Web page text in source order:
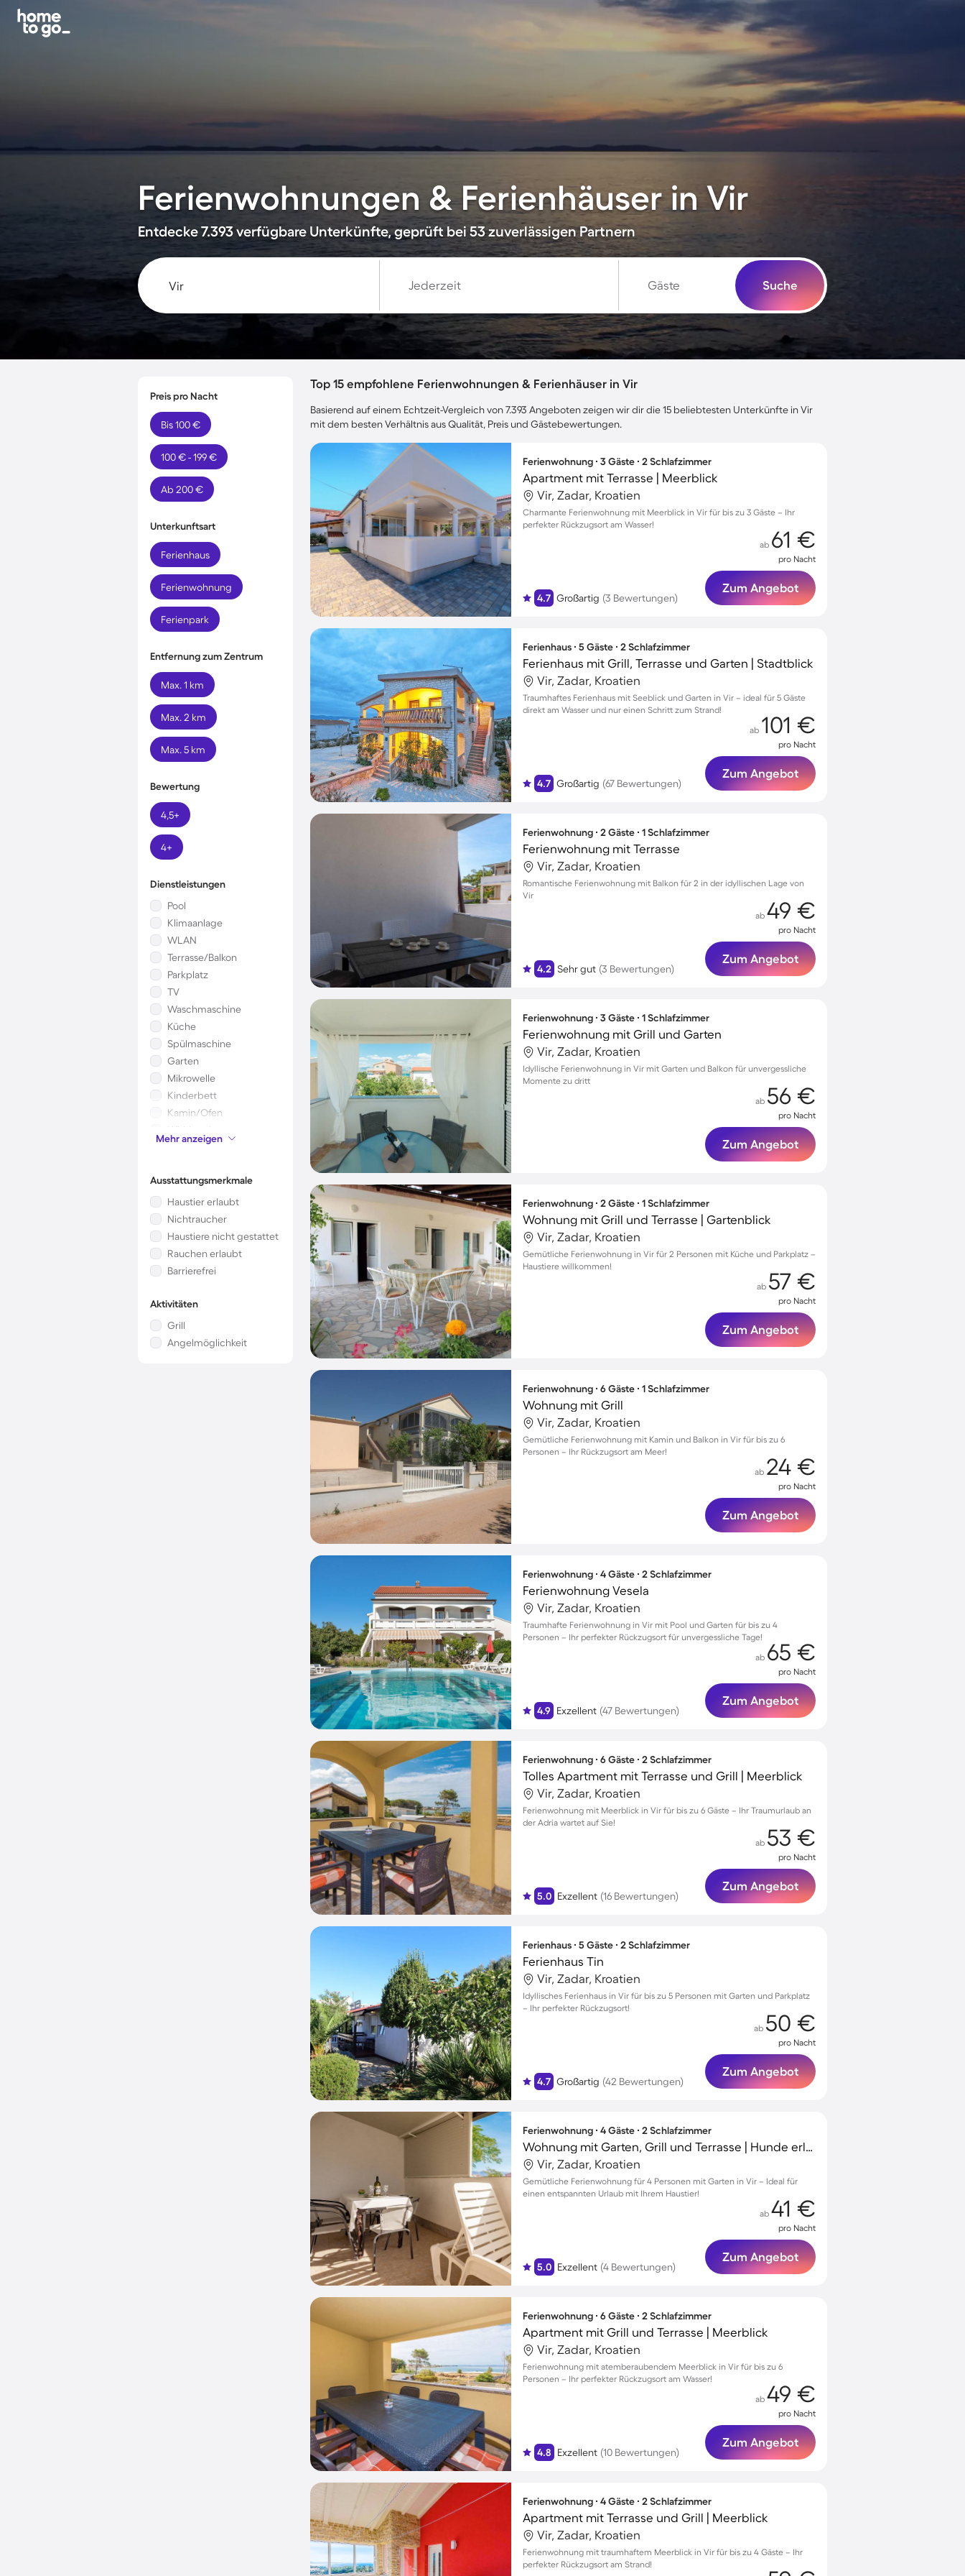
Ferienwohnungen & Ferienhäuser in Vir
Entdecke 7.393 verfügbare Unterkünfte, geprüft bei 53 zuverlässigen Partnern
Jederzeit Gäste Suche
Preis pro Nacht
Bis 100 €
100 € - 199 €
Ab 200 €
Unterkunftsart
Ferienhaus
Ferienwohnung
Ferienpark
Entfernung zum Zentrum
Max. 1 km
Max. 2 km
Max. 5 km
Bewertung
4,5+
4+
Dienstleistungen
Pool
Klimaanlage
WLAN
Terrasse/Balkon
Parkplatz
TV
Waschmaschine
Küche
Spülmaschine
Garten
Mikrowelle
Kinderbett
Kamin/Ofen
Whirlpool
Mehr anzeigen
Ausstattungsmerkmale
Haustier erlaubt
Nichtraucher
Haustiere nicht gestattet
Rauchen erlaubt
Barrierefrei
Aktivitäten
Grill
Angelmöglichkeit
Top 15 empfohlene Ferienwohnungen & Ferienhäuser in Vir
Basierend auf einem Echtzeit-Vergleich von 7.393 Angeboten zeigen wir dir die 15 beliebtesten Unterkünfte in Vir
mit dem besten Verhältnis aus Qualität, Preis und Gästebewertungen.
Ferienwohnung ∙ 3 Gäste ∙ 2 Schlafzimmer
Apartment mit Terrasse | Meerblick
Vir, Zadar, Kroatien
Charmante Ferienwohnung mit Meerblick in Vir für bis zu 3 Gäste – Ihr
perfekter Rückzugsort am Wasser!
4.7 Großartig (3 Bewertungen)
ab 61 €
pro Nacht
Zum Angebot
Ferienhaus ∙ 5 Gäste ∙ 2 Schlafzimmer
Ferienhaus mit Grill, Terrasse und Garten | Stadtblick
Vir, Zadar, Kroatien
Traumhaftes Ferienhaus mit Seeblick und Garten in Vir – ideal für 5 Gäste
direkt am Wasser und nur einen Schritt zum Strand!
4.7 Großartig (67 Bewertungen)
ab 101 €
pro Nacht
Zum Angebot
Ferienwohnung ∙ 2 Gäste ∙ 1 Schlafzimmer
Ferienwohnung mit Terrasse
Vir, Zadar, Kroatien
Romantische Ferienwohnung mit Balkon für 2 in der idyllischen Lage von
Vir
4.2 Sehr gut (3 Bewertungen)
ab 49 €
pro Nacht
Zum Angebot
Ferienwohnung ∙ 3 Gäste ∙ 1 Schlafzimmer
Ferienwohnung mit Grill und Garten
Vir, Zadar, Kroatien
Idyllische Ferienwohnung in Vir mit Garten und Balkon für unvergessliche
Momente zu dritt
ab 56 €
pro Nacht
Zum Angebot
Ferienwohnung ∙ 2 Gäste ∙ 1 Schlafzimmer
Wohnung mit Grill und Terrasse | Gartenblick
Vir, Zadar, Kroatien
Gemütliche Ferienwohnung in Vir für 2 Personen mit Küche und Parkplatz –
Haustiere willkommen!
ab 57 €
pro Nacht
Zum Angebot
Ferienwohnung ∙ 6 Gäste ∙ 1 Schlafzimmer
Wohnung mit Grill
Vir, Zadar, Kroatien
Gemütliche Ferienwohnung mit Kamin und Balkon in Vir für bis zu 6
Personen – Ihr Rückzugsort am Meer!
ab 24 €
pro Nacht
Zum Angebot
Ferienwohnung ∙ 4 Gäste ∙ 2 Schlafzimmer
Ferienwohnung Vesela
Vir, Zadar, Kroatien
Traumhafte Ferienwohnung in Vir mit Pool und Garten für bis zu 4
Personen – Ihr perfekter Rückzugsort für unvergessliche Tage!
4.9 Exzellent (47 Bewertungen)
ab 65 €
pro Nacht
Zum Angebot
Ferienwohnung ∙ 6 Gäste ∙ 2 Schlafzimmer
Tolles Apartment mit Terrasse und Grill | Meerblick
Vir, Zadar, Kroatien
Ferienwohnung mit Meerblick in Vir für bis zu 6 Gäste – Ihr Traumurlaub an
der Adria wartet auf Sie!
5.0 Exzellent (16 Bewertungen)
ab 53 €
pro Nacht
Zum Angebot
Ferienhaus ∙ 5 Gäste ∙ 2 Schlafzimmer
Ferienhaus Tin
Vir, Zadar, Kroatien
Idyllisches Ferienhaus in Vir für bis zu 5 Personen mit Garten und Parkplatz
– Ihr perfekter Rückzugsort!
4.7 Großartig (42 Bewertungen)
ab 50 €
pro Nacht
Zum Angebot
Ferienwohnung ∙ 4 Gäste ∙ 2 Schlafzimmer
Wohnung mit Garten, Grill und Terrasse | Hunde erlaubt
Vir, Zadar, Kroatien
Gemütliche Ferienwohnung für 4 Personen mit Garten in Vir – Ideal für
einen entspannten Urlaub mit Ihrem Haustier!
5.0 Exzellent (4 Bewertungen)
ab 41 €
pro Nacht
Zum Angebot
Ferienwohnung ∙ 6 Gäste ∙ 2 Schlafzimmer
Apartment mit Grill und Terrasse | Meerblick
Vir, Zadar, Kroatien
Ferienwohnung mit atemberaubendem Meerblick in Vir für bis zu 6
Personen – Ihr perfekter Rückzugsort am Wasser!
4.8 Exzellent (10 Bewertungen)
ab 49 €
pro Nacht
Zum Angebot
Ferienwohnung ∙ 4 Gäste ∙ 2 Schlafzimmer
Apartment mit Terrasse und Grill | Meerblick
Vir, Zadar, Kroatien
Ferienwohnung mit traumhaftem Meerblick in Vir für bis zu 4 Gäste – Ihr
perfekter Rückzugsort am Strand!